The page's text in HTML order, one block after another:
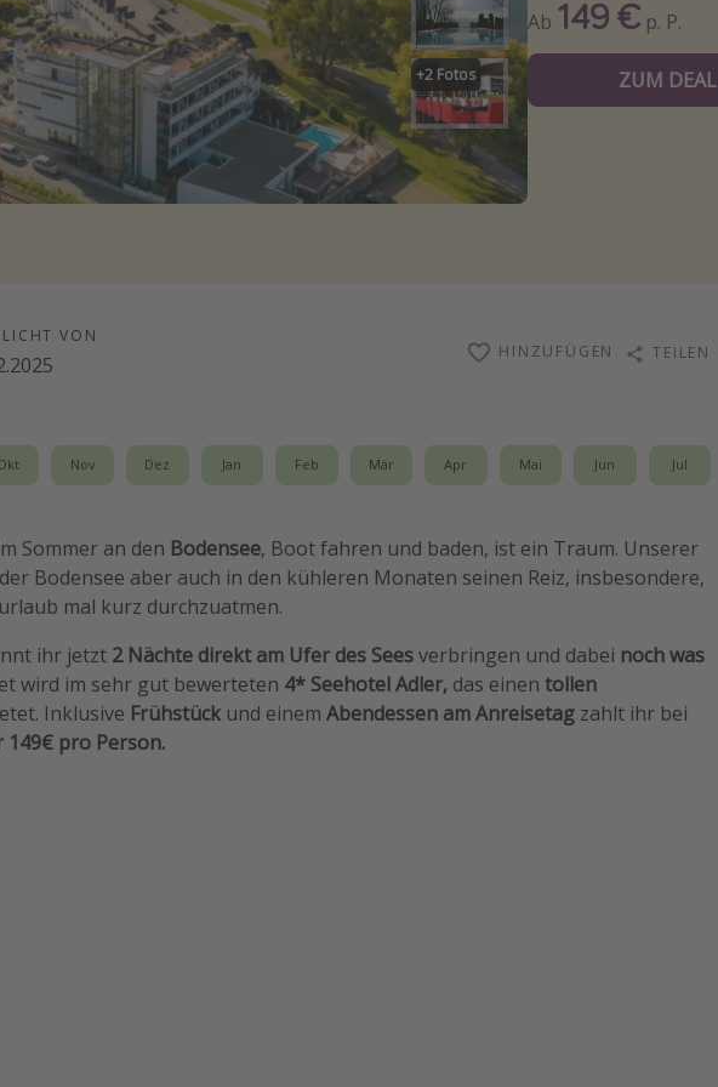
+2 Fotos
Ab 149 € p. P.
ZUM DEAL
VON
HINZUFÜGEN TEILEN
Nov Dez Jan Feb Mär Apr Mai Jun Jul
Sommer an den Bodensee, Boot fahren und baden, ist ein Traum. Unserer
Bodensee aber auch in den kühleren Monaten seinen Reiz, insbesondere,
mal kurz durchzuatmen.
ihr jetzt 2 Nächte direkt am Ufer des Seesverbringen und dabei noch was
wird im sehr gut bewerteten 4* Seehotel Adler, das einen tollen
Inklusive Frühstück und einem Abendessen am Anreisetag zahlt ihr bei
149€ pro Person.